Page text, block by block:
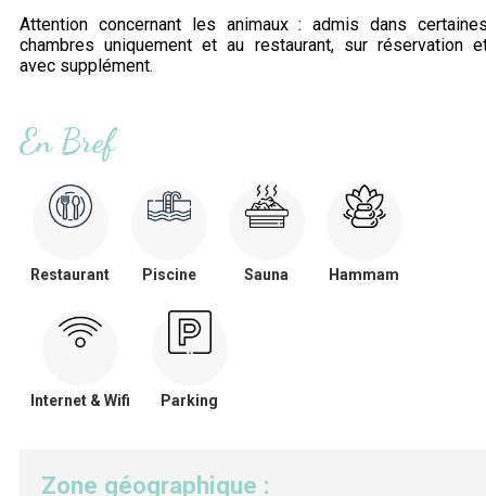
Attention concernant les animaux : admis dans
chambres uniquement et au restaurant, sur réservation
avec supplément.
En Bref
Restaurant Piscine Sauna Hammam
Internet & Wifi Parking
Zone géographique :